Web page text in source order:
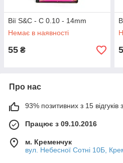
Вії S&C - C 0.10 - 14mm
Немає в наявності
55 ₴
Про нас
93% позитивних з 15 відгуків
Працює з 09.10.2016
м. Кременчук
вул. Небесної Сотні 10Б,